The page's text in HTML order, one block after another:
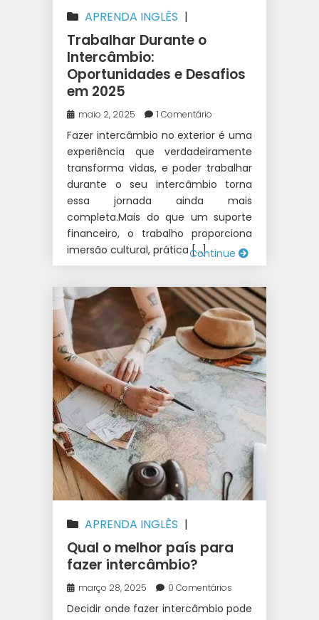
APRENDA INGLÊS |
AUSTRÁLIA | CANADÁ |
INTERCÂMBIO |
ZELÂNDIA
Trabalhar Durante o
Intercâmbio:
Oportunidades e Desafios
em 2025
maio 2, 2025 1 Comentário
Fazer intercâmbio no exterior é uma
experiência que verdadeiramente
transforma vidas, e poder trabalhar
durante o seu intercâmbio torna
essa jornada ainda mais
completa.Mais do que um suporte
financeiro, o trabalho proporciona
imersão cultural, prática […]Continue
APRENDA INGLÊS |
AUSTRÁLIA |CANADÁ |
INTERCÂMBIO |IRLANDA
ZELÂNDIA
Qual o melhor país para
fazer intercâmbio?
março 28, 2025 0 Comentários
Decidir onde fazer intercâmbio pode